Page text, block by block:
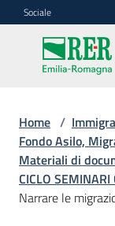
Vai al contenuto
Vai alla navigazione
Vai al footer
Sociale
Interventi
Progetti
europei
Home /
Fondo Asilo,
Materiali di
CICLO SEMINARI
Narrare le